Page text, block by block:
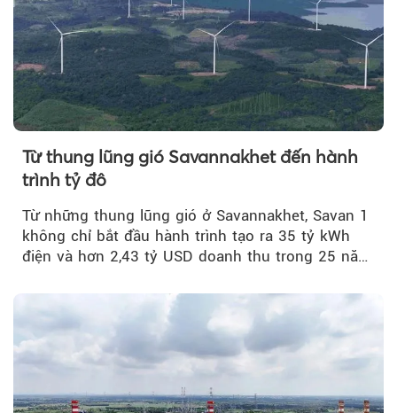
Từ thung lũng gió Savannakhet đến hành
trình tỷ đô
Từ những thung lũng gió ở Savannakhet, Savan 1
không chỉ bắt đầu hành trình tạo ra 35 tỷ kWh
điện và hơn 2,43 tỷ USD doanh thu trong 25 năm